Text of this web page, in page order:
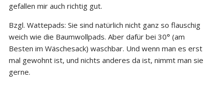
gefallen mir auch richtig gut.
Bzgl. Wattepads: Sie sind natürlich nicht ganz so flauschig
weich wie die Baumwollpads. Aber dafür bei 30° (am
Besten im Wäschesack) waschbar. Und wenn man es erst
mal gewohnt ist, und nichts anderes da ist, nimmt man sie
gerne.